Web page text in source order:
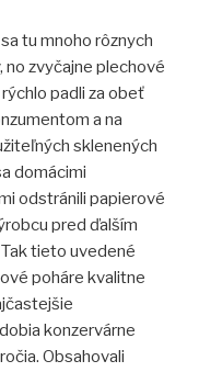
tu mnoho rôznych
no zvyčajne plechové
padli za obeť
a na
sklenených
domácimi
odstránili papierové
pred ďalším
tieto uvedené
poháre kvalitne
konzervárne
Obsahovali